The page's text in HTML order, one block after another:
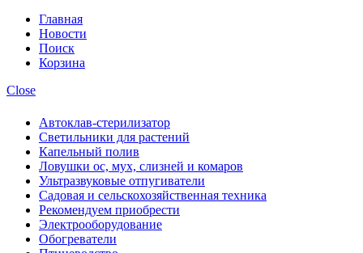
Главная
Новости
Поиск
Корзина
Close
Автоклав-стерилизатор
Светильники для растений
Капельный полив
Ловушки ос, мух, слизней и комаров
Ультразвуковые отпугиватели
Садовая и сельскохозяйственная техника
Рекомендуем приобрести
Электрооборудование
Обогреватели